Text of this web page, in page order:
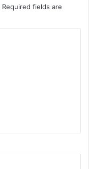
Required fields are